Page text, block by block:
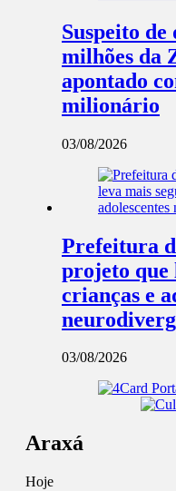
Suspeito de
milhões da
apontado
milionário
03/08/2026
Prefeitura
projeto que
crianças e
03/08/2026
Araxá
Hoje